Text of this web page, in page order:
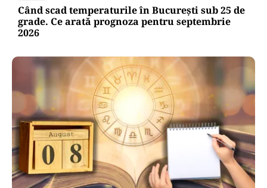
Când scad temperaturile în București sub 25 de
grade. Ce arată prognoza pentru septembrie
2026